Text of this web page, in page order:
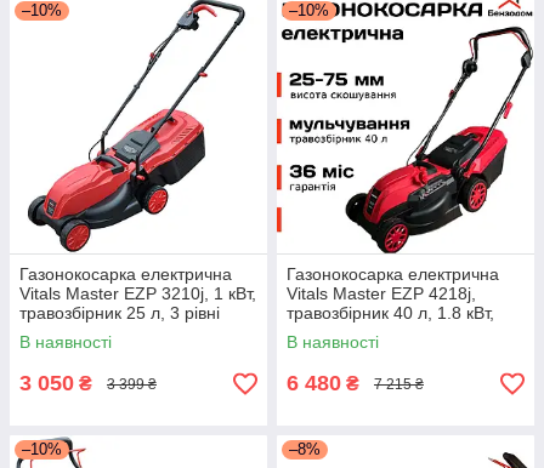
–10%
Газонокосарка електрична
Vitals Master EZP 3210j, 1 кВт,
травозбірник 25 л, 3 рівні
висоти скошування
В наявності
3 050 ₴ 3 399 ₴
–10%
Газонокосарка електрична
Vitals Master EZP 4218j,
травозбірник 40 л, 1.8 кВт,
мульчування
+БЕЗКОШТОВНА ДОСТАВКА!
В наявності
6 480 ₴ 7 215 ₴
–10% –8%